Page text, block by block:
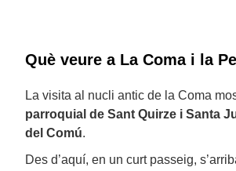
Què veure a La Coma i la
La visita al nucli antic de la Coma
parroquial de Sant Quirze i Santa
del Comú.
Des d’aquí, en un curt passeig,